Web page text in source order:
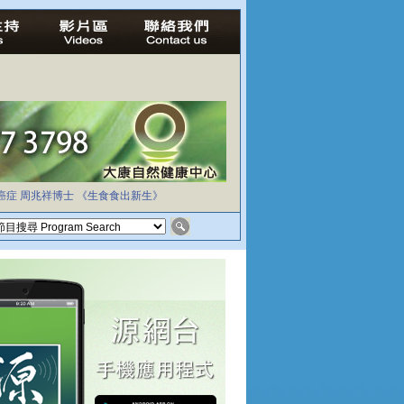
症 周兆祥博士 《生食食出新生》